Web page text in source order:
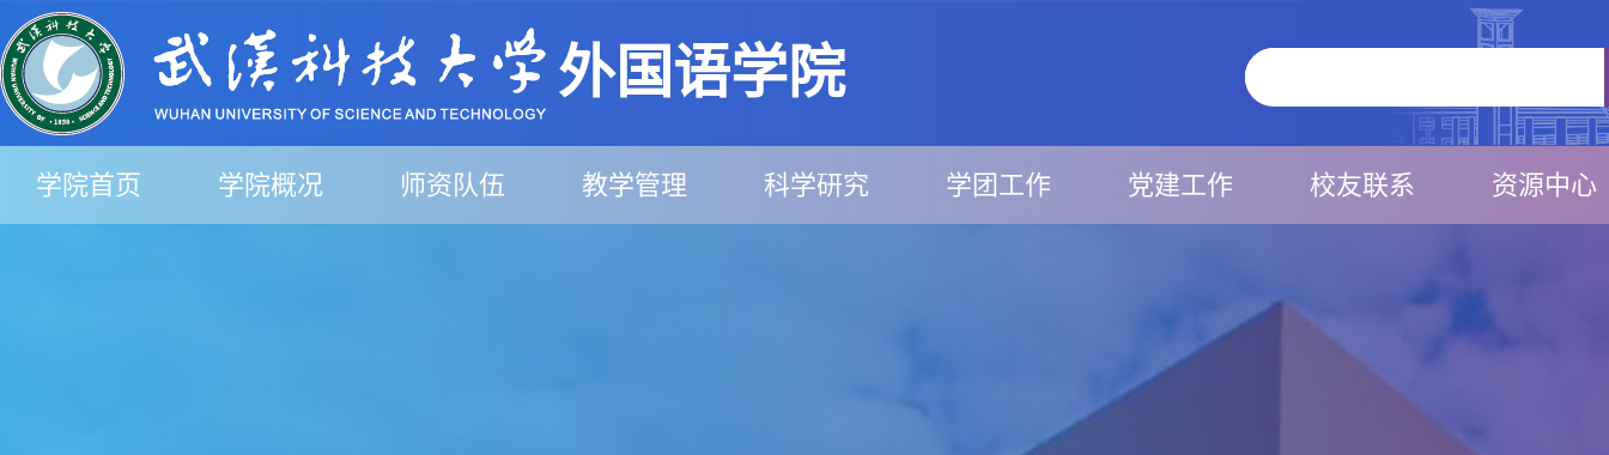
外国语学院
学院首页 学院概况 师资队伍 教学管理 科学研究 学团工作 党建工作 校友联系 资源中心